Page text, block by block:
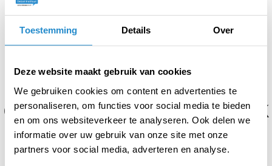
Toestemming Details Over
Deze website maakt gebruik van cookies
We gebruiken cookies om content en advertenties te
personaliseren, om functies voor social media te bieden
en om ons websiteverkeer te analyseren. Ook delen we
informatie over uw gebruik van onze site met onze
partners voor social media, adverteren en analyse.
STELLING
Op de verjaardag van
de conciërge moeten
de leerlingen het werk
van de conciërge